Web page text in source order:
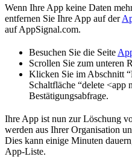
Wenn Ihre App keine Daten
entfernen Sie Ihre App auf der
auf AppSignal.com.
Besuchen Sie die Seite
Scrollen Sie zum unteren
Klicken Sie im Abschnitt
Schaltfläche “delete <app
Bestätigungsabfrage.
Ihre App ist nun zur Löschung
werden aus Ihrer Organisation
Dies kann einige Minuten
App-Liste.